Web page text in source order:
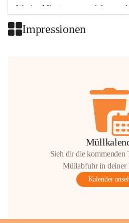
Wenige Minuten nur, und das
Impressionen
Sieh dir die kommenden
Müllabfuhr in deiner
Kalender